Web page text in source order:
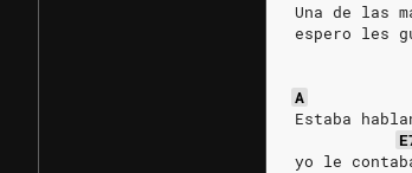
Una de las
espero les
A
Estaba
yo le